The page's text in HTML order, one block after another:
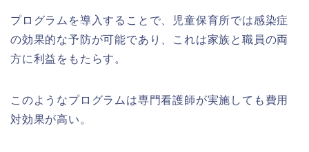
プログラムを導入することで、児童保育所では感染症
の効果的な予防が可能であり、これは家族と職員の両
方に利益をもたらす。
このようなプログラムは専門看護師が実施しても費用
対効果が高い。